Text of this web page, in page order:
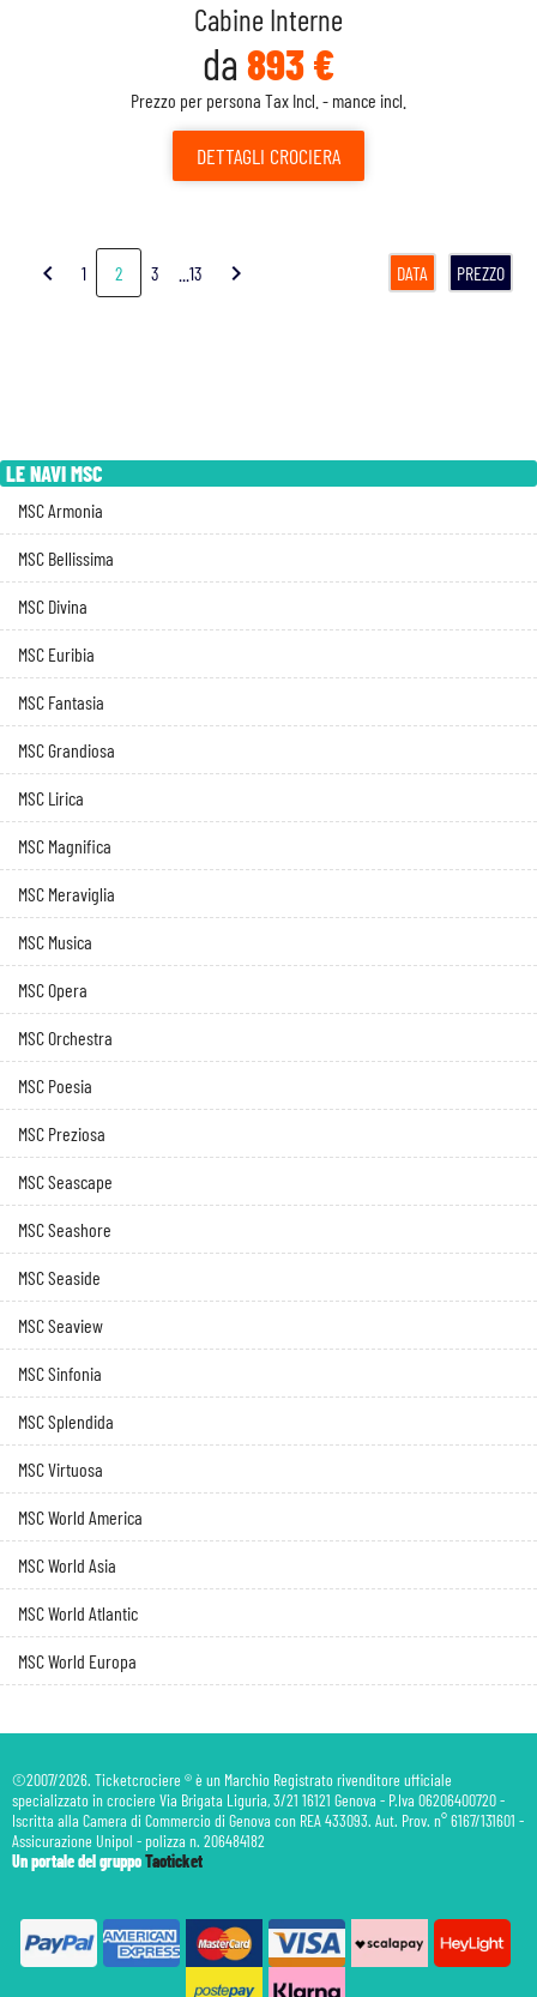
Cabine Interne
da 893 €
Prezzo per persona Tax Incl. - mance incl.
DETTAGLI CROCIERA
chevron_left 1 2 3 ...13 chevron_right DATA PREZZO
LE NAVI MSC
MSC Armonia
MSC Bellissima
MSC Divina
MSC Euribia
MSC Fantasia
MSC Grandiosa
MSC Lirica
MSC Magnifica
MSC Meraviglia
MSC Musica
MSC Opera
MSC Orchestra
MSC Poesia
MSC Preziosa
MSC Seascape
MSC Seashore
MSC Seaside
MSC Seaview
MSC Sinfonia
MSC Splendida
MSC Virtuosa
MSC World America
MSC World Asia
MSC World Atlantic
MSC World Europa
©2007/2026. Ticketcrociere ® è un Marchio Registrato rivenditore ufficiale
specializzato in crociere Via Brigata Liguria, 3/21 16121 Genova - P.Iva 06206400720 -
Iscritta alla Camera di Commercio di Genova con REA 433093. Aut. Prov. n° 6167/131601 -
Assicurazione Unipol - polizza n. 206484182
Un portale del gruppoTaoticket